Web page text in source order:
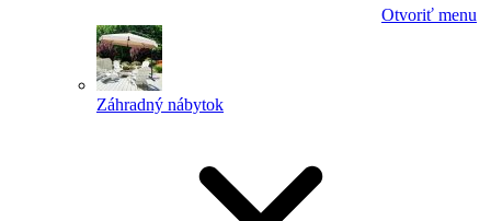
Otvoriť menu
Záhradný nábytok